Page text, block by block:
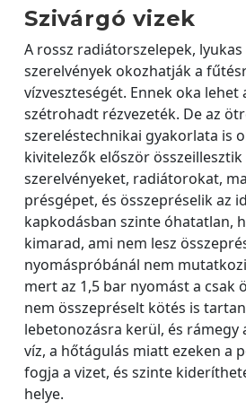
Szivárgó vizek
A rossz radiátorszelepek,
szerelvények okozhatják a
vízveszteségét. Ennek oka lehet
szétrohadt rézvezeték. De az
szereléstechnikai gyakorlata is
kivitelezők először összeillesztik
szerelvényeket, radiátorokat,
présgépet, és összepréselik az
kapkodásban szinte óhatatlan,
kimarad, ami nem lesz
nyomáspróbánál nem
mert az 1,5 bar nyomást a csak
nem összepréselt kötés is
lebetonozásra kerül, és rámegy
víz, a hőtágulás miatt ezeken a
fogja a vizet, és szinte
helye.